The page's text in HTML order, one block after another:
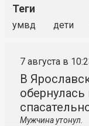
Теги
умвд дети
7 августа в
В
обернулась
Мужчина утонул.